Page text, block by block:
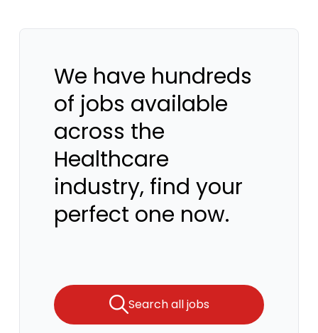
We have hundreds
of jobs available
across the
Healthcare
industry, find your
perfect one now.
Search all jobs